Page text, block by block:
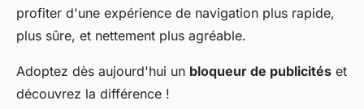
profiter d'une expérience de navigation plus rapide,
plus sûre, et nettement plus agréable.
Adoptez dès aujourd'hui un bloqueur de publicités et
découvrez la différence !